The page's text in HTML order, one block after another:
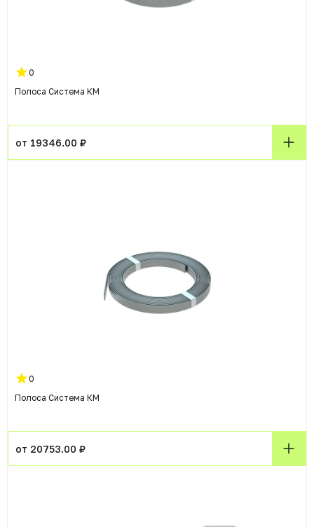
0
Полоса Система КМ
от 19346.00 ₽
0
Полоса Система КМ
от 20753.00 ₽